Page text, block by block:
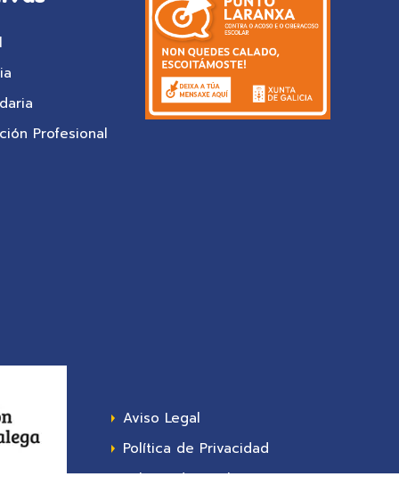
Profesional
Aviso Legal
Política de Privacidad
Política de Cookies